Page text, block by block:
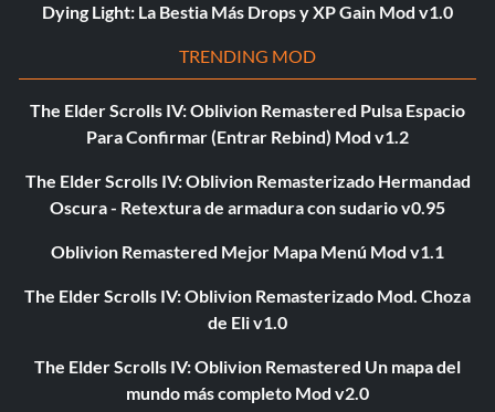
Dying Light: La Bestia Más Drops y XP Gain Mod v1.0
TRENDING MOD
The Elder Scrolls IV: Oblivion Remastered Pulsa Espacio
Para Confirmar (Entrar Rebind) Mod v1.2
The Elder Scrolls IV: Oblivion Remasterizado Hermandad
Oscura - Retextura de armadura con sudario v0.95
Oblivion Remastered Mejor Mapa Menú Mod v1.1
The Elder Scrolls IV: Oblivion Remasterizado Mod. Choza
de Eli v1.0
The Elder Scrolls IV: Oblivion Remastered Un mapa del
mundo más completo Mod v2.0